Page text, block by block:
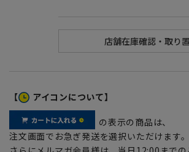
【 アイコンについて】
の表示の商品は、
注文画面でお急ぎ発送を選択いただけます。